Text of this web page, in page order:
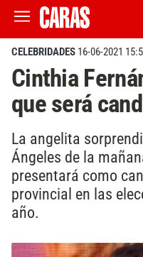
CELEBRIDADES 16-06-2021
Cinthia
que será
La angelita
Ángeles de la
presentará como
provincial en las
año.